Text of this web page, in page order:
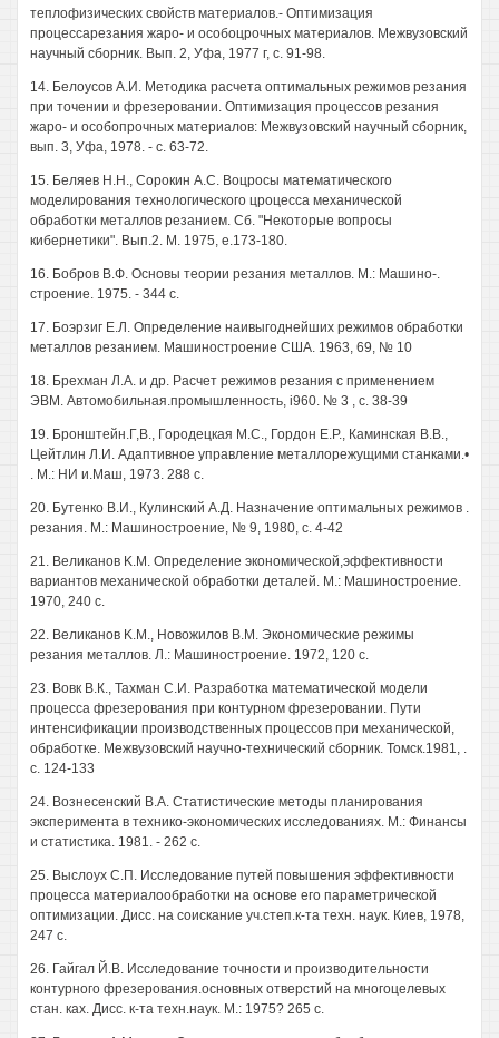
теплофизических свойств материалов.- Оптимизация
процессарезания жаро- и особоцрочных материалов. Межвузовский
научный сборник. Вып. 2, Уфа, 1977 г, с. 91-98.
14. Белоусов А.И. Методика расчета оптимальных режимов резания
при точении и фрезеровании. Оптимизация процессов резания
жаро- и особопрочных материалов: Межвузовский научный сборник,
вып. 3, Уфа, 1978. - с. 63-72.
15. Беляев H.H., Сорокин A.C. Воцросы математического
моделирования технологического цроцесса механической
обработки металлов резанием. Сб. "Некоторые вопросы
кибернетики". Вып.2. М. 1975, е.173-180.
16. Бобров В.Ф. Основы теории резания металлов. М.: Машино-.
строение. 1975. - 344 с.
17. Боэрзиг Е.Л. Определение наивыгоднейших режимов обработки
металлов резанием. Машиностроение США. 1963, 69, № 10
18. Брехман Л.А. и др. Расчет режимов резания с применением
ЭВМ. Автомобильная.промышленность, i960. № 3 , с. 38-39
19. Бронштейн.Г,В., Городецкая М.С., Гордон Е.Р., Каминская В.В.,
Цейтлин Л.И. Адаптивное управление металлорежущими станками.•
. М.: НИ и.Маш, 1973. 288 с.
20. Бутенко В.И., Кулинский А.Д. Назначение оптимальных режимов .
резания. М.: Машиностроение, № 9, 1980, с. 4-42
21. Великанов K.M. Определение экономической,эффективности
вариантов механической обработки деталей. М.: Машиностроение.
1970, 240 с.
22. Великанов K.M., Новожилов В.М. Экономические режимы
резания металлов. Л.: Машиностроение. 1972, 120 с.
23. Вовк В.К., Тахман С.И. Разработка математической модели
процесса фрезерования при контурном фрезеровании. Пути
интенсификации производственных процессов при механической,
обработке. Межвузовский научно-технический сборник. Томск.1981, .
с. 124-133
24. Вознесенский В.А. Статистические методы планирования
эксперимента в технико-экономических исследованиях. М.: Финансы
и статистика. 1981. - 262 с.
25. Выслоух С.П. Исследование путей повышения эффективности
процесса материалообработки на основе его параметрической
оптимизации. Дисс. на соискание уч.степ.к-та техн. наук. Киев, 1978,
247 с.
26. Гайгал Й.В. Исследование точности и производительности
контурного фрезерования.основных отверстий на многоцелевых
стан. ках. Дисс. к-та техн.наук. М.: 1975? 265 с.